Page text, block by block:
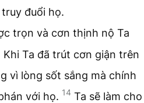
đuổi họ.
trọn và cơn thịnh nộ Ta
Ta đã trút cơn giận trên
vì lòng sốt sắng mà chính
với họ. 14 Ta sẽ làm cho